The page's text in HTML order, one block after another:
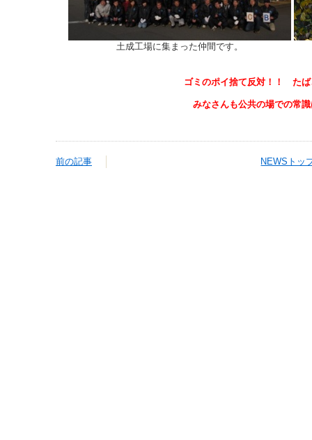
土成工場に集まった仲間です。
ゴミのポイ捨て反対！！ たば
みなさんも公共の場での常
前の記事 NEWSトッ